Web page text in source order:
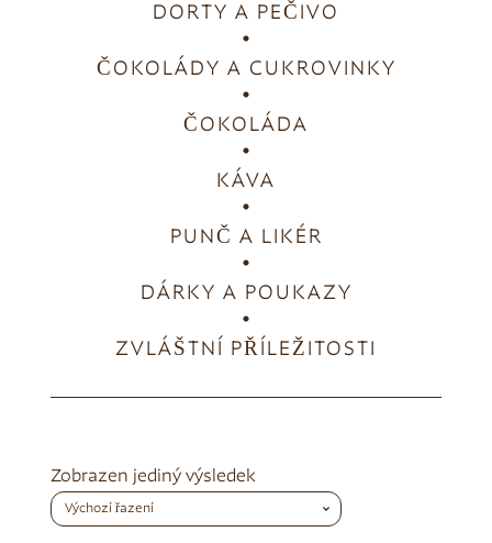
DORTY A PEČIVO
ČOKOLÁDY A CUKROVINKY
ČOKOLÁDA
KÁVA
PUNČ A LIKÉR
DÁRKY A POUKAZY
ZVLÁŠTNÍ PŘÍLEŽITOSTI
Zobrazen jediný výsledek